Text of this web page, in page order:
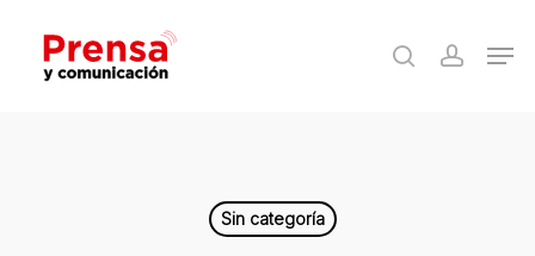
main
search
Sin categoría